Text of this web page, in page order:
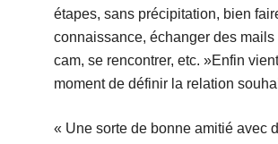
étapes, sans précipitation, bien
connaissance, échanger des mails
cam, se rencontrer, etc. »Enfin
moment de définir la relation
« Une sorte de bonne amitié avec